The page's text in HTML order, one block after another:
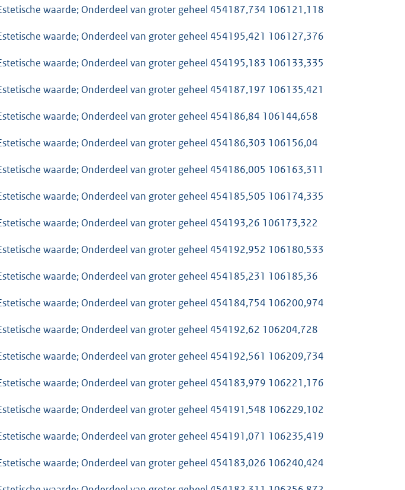
waarde; Onderdeel van groter geheel 454187,734 106121,118
waarde; Onderdeel van groter geheel 454195,421 106127,376
waarde; Onderdeel van groter geheel 454195,183 106133,335
waarde; Onderdeel van groter geheel 454187,197 106135,421
waarde; Onderdeel van groter geheel 454186,84 106144,658
waarde; Onderdeel van groter geheel 454186,303 106156,04
waarde; Onderdeel van groter geheel 454186,005 106163,311
waarde; Onderdeel van groter geheel 454185,505 106174,335
waarde; Onderdeel van groter geheel 454193,26 106173,322
waarde; Onderdeel van groter geheel 454192,952 106180,533
waarde; Onderdeel van groter geheel 454185,231 106185,36
waarde; Onderdeel van groter geheel 454184,754 106200,974
waarde; Onderdeel van groter geheel 454192,62 106204,728
waarde; Onderdeel van groter geheel 454192,561 106209,734
waarde; Onderdeel van groter geheel 454183,979 106221,176
waarde; Onderdeel van groter geheel 454191,548 106229,102
waarde; Onderdeel van groter geheel 454191,071 106235,419
waarde; Onderdeel van groter geheel 454183,026 106240,424